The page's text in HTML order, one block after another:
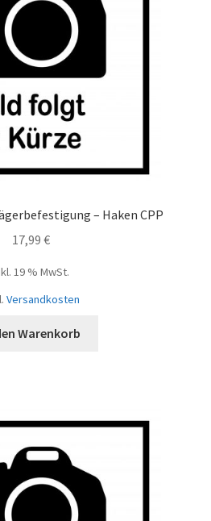
– Haken CPP
17,99 €
19 % MwSt.
Versandkosten
Warenkorb